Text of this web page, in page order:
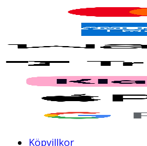
Köpvillkor